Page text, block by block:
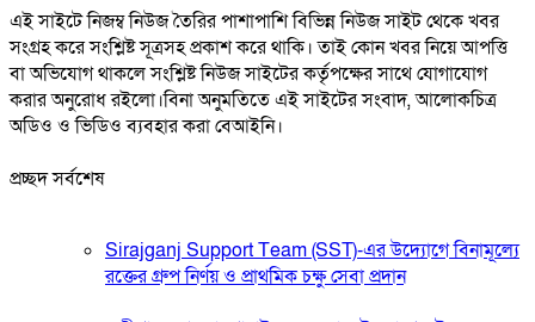
এই সাইটে নিজম্ব নিউজ তৈরির পাশাপাশি বিভিন্ন নিউজ সাইট থেকে খবর
সংগ্রহ করে সংশ্লিষ্ট সূত্রসহ প্রকাশ করে থাকি। তাই কোন খবর নিয়ে আপত্তি
বা অভিযোগ থাকলে সংশ্লিষ্ট নিউজ সাইটের কর্তৃপক্ষের সাথে যোগাযোগ
করার অনুরোধ রইলো।বিনা অনুমতিতে এই সাইটের সংবাদ, আলোকচিত্র
অডিও ও ভিডিও ব্যবহার করা বেআইনি।
প্রচ্ছদ সর্বশেষ
Sirajganj Support Team (SST)-এর উদ্যোগে বিনামূল্যে
রক্তের গ্রুপ নির্ণয় ও প্রাথমিক চক্ষু সেবা প্রদান